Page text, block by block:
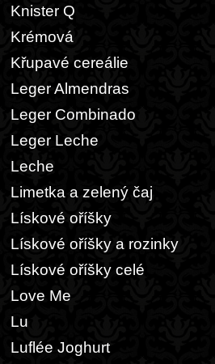
Knister Q
Krémová
Křupavé cereálie
Leger Almendras
Leger Combinado
Leger Leche
Leche
Limetka a zelený čaj
Lískové oříšky
Lískové oříšky a rozinky
Lískové oříšky celé
Love Me
Lu
Luflée Joghurt